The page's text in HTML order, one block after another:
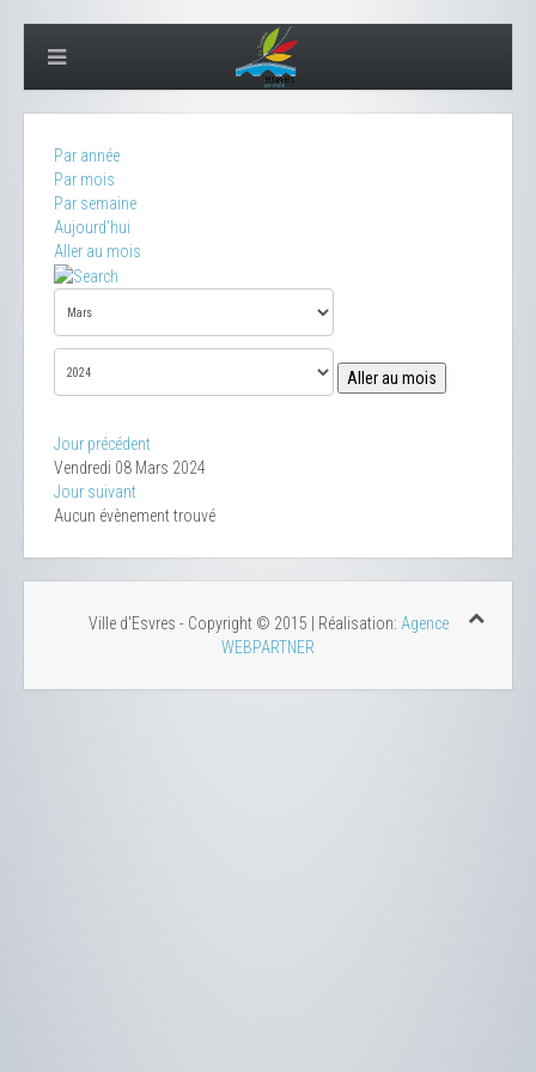
Par année
Par mois
Par semaine
Aujourd'hui
Aller au mois
Aller au mois
Jour précédent
Vendredi 08 Mars 2024
Jour suivant
Aucun évènement trouvé
Ville d'Esvres - Copyright © 2015 | Réalisation: Agence
WEBPARTNER